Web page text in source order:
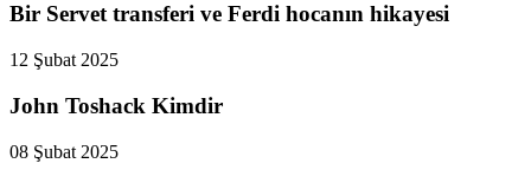
Bir Servet transferi ve Ferdi hocanın hikayesi
12 Şubat 2025
John Toshack Kimdir
08 Şubat 2025